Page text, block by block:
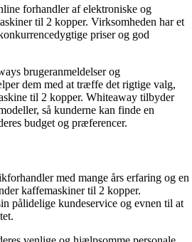
forhandler af elektroniske og
til 2 kopper. Virksomheden har et
priser og god
brugeranmeldelser og
dem med at træffe det rigtige valg,
til 2 kopper. Whiteaway tilbyder
så kunderne kan finde en
budget og præferencer.
med mange års erfaring og en
kaffemaskiner til 2 kopper.
pålidelige kundeservice og evnen til at